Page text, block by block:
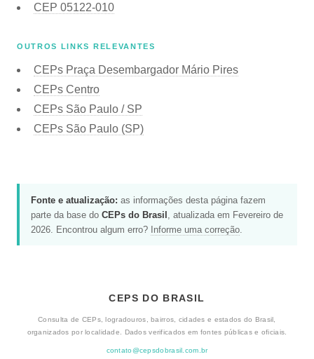
CEP 05122-010
OUTROS LINKS RELEVANTES
CEPs Praça Desembargador Mário Pires
CEPs Centro
CEPs São Paulo / SP
CEPs São Paulo (SP)
Fonte e atualização: as informações desta página fazem
parte da base do CEPs do Brasil , atualizada em Fevereiro de
2026. Encontrou algum erro? Informe uma correção
CEPS DO BRASIL
Consulta de CEPs, logradouros, bairros, cidades e estados do Brasil,
organizados por localidade. Dados verificados em fontes públicas e oficiais.
contato@cepsdobrasil.com.br